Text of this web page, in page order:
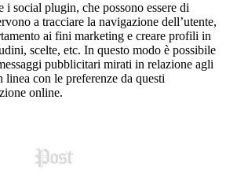
social plugin, che possono essere di
a tracciare la navigazione dell’utente,
ai fini marketing e creare profili in
scelte, etc. In questo modo è possibile
pubblicitari mirati in relazione agli
linea con le preferenze da questi
online.